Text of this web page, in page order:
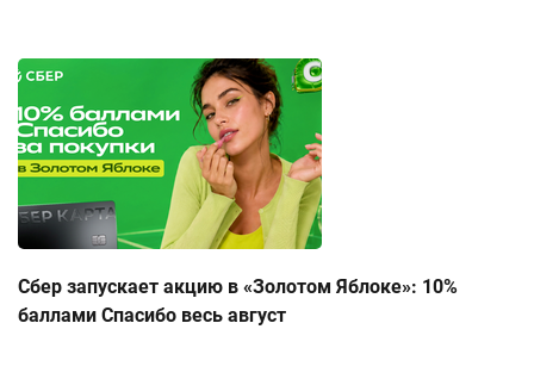
Сбер запускает акцию в «Золотом Яблоке»: 10%
баллами Спасибо весь август